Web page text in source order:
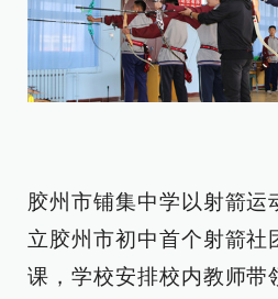
胶州市铺集中学以射箭运
立胶州市初中首个射箭社
课，学校安排校内教师带